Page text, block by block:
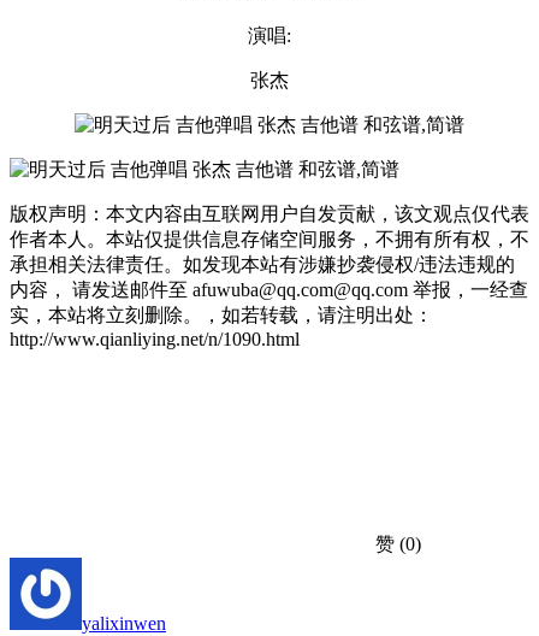
演唱:
张杰
版权声明：本文内容由互联网用户自发贡献，该文观点仅代表
作者本人。本站仅提供信息存储空间服务，不拥有所有权，不
承担相关法律责任。如发现本站有涉嫌抄袭侵权/违法违规的
内容， 请发送邮件至 afuwuba@qq.com@qq.com 举报，一经查
实，本站将立刻删除。，如若转载，请注明出处：
http://www.qianliying.net/n/1090.html
赞 (0)
yalixinwen